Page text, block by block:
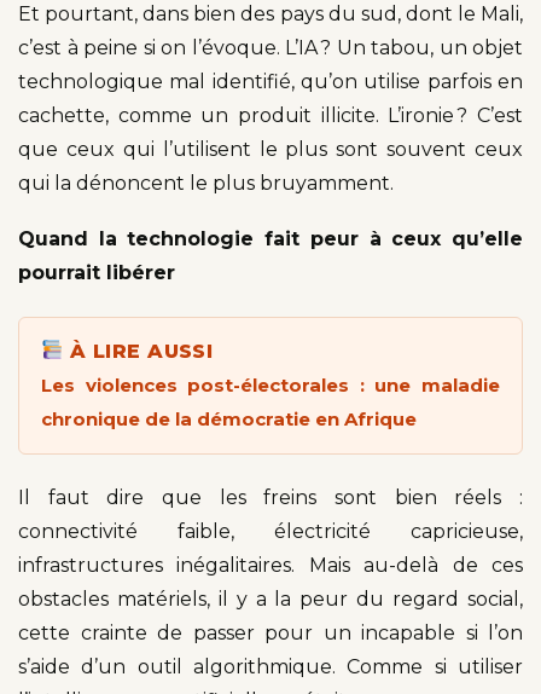
Et pourtant, dans bien des pays du sud, dont le Mali,
c’est à peine si on l’évoque. L’IA ? Un tabou, un objet
technologique mal identifié, qu’on utilise parfois en
cachette, comme un produit illicite. L’ironie ? C’est
que ceux qui l’utilisent le plus sont souvent ceux
qui la dénoncent le plus bruyamment.
Quand la technologie fait peur à ceux qu’elle
pourrait libérer
À LIRE AUSSI
Les violences post-électorales : une maladie
chronique de la démocratie en Afrique
Il faut dire que les freins sont bien réels :
connectivité faible, électricité capricieuse,
infrastructures inégalitaires. Mais au-delà de ces
obstacles matériels, il y a la peur du regard social,
cette crainte de passer pour un incapable si l’on
s’aide d’un outil algorithmique. Comme si utiliser